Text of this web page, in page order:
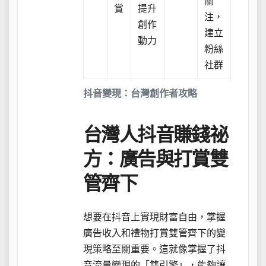
抖音變現：台灣創作者攻略
賞
提升
創作
動力
注，
建立
粉絲
社群
台灣人抖音賺錢祕
方：廣告與打賞雙
管齊下
想要在抖音上實現財富自由，掌握
廣告收入和禮物打賞雙管齊下的變
現策略至關重要。這就像掌握了抖